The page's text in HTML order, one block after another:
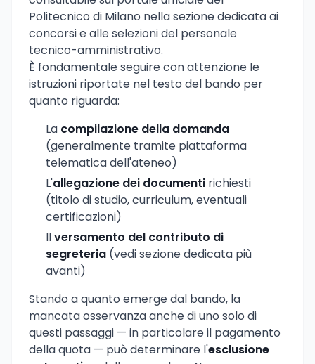
Politecnico di Milano nella sezione dedicata ai
concorsi e alle selezioni del personale
tecnico-amministrativo.
È fondamentale seguire con attenzione le
istruzioni riportate nel testo del bando per
quanto riguarda:
La compilazione della domanda
(generalmente tramite piattaforma
telematica dell'ateneo)
L'allegazione dei documenti richiesti
(titolo di studio, curriculum, eventuali
certificazioni)
Ilversamento del contributo di
segreteria (vedi sezione dedicata più
avanti)
Stando a quanto emerge dal bando, la
mancata osservanza anche di uno solo di
questi passaggi — in particolare il pagamento
della quota — può determinare l'esclusione